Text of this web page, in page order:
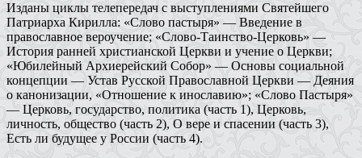
Изданы циклы телепередач с выступлениями Святейшего
Патриарха Кирилла: «Слово пастыря» — Введение в
православное вероучение; «Слово-Таинство-Церковь» —
История ранней христианской Церкви и учение о Церкви;
«Юбилейный Архиерейский Собор» — Основы социальной
концепции — Устав Русской Православной Церкви — Деяния
о канонизации, «Отношение к инославию»; «Слово Пастыря»
— Церковь, государство, политика (часть 1), Церковь,
личность, общество (часть 2), О вере и спасении (часть 3),
Есть ли будущее у России (часть 4).